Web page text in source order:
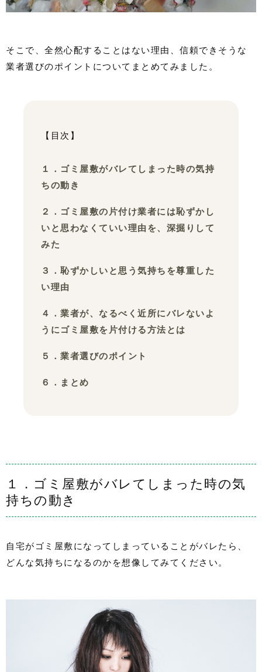
そこで、全然心配することはない理由、信頼できそうな
業者選びのポイントについてまとめてみました。
【目次】
１．ゴミ屋敷がバレてしまった時の気持
ちの動き
２．ゴミ屋敷の片付け業者には恥ずかし
いと思わなくていい理由を、深掘りして
みた
３．恥ずかしいと思う気持ちを尊重した
い理由
４．業者が、なるべく近所にバレないよ
うにゴミ屋敷を片付ける方法とは
５．業者選びのポイント
６．まとめ
１．ゴミ屋敷がバレてしまった時の気
持ちの動き
自宅がゴミ屋敷になってしまっていることがバレたら、
どんな気持ちになるのかを想像してみてください。